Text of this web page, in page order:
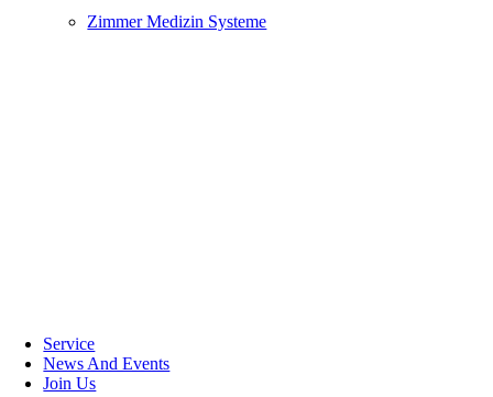
Zimmer Medizin Systeme
Service
News And Events
Join Us